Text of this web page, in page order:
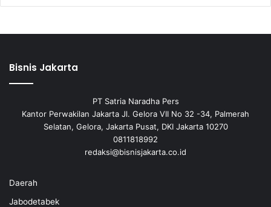
Bisnis Jakarta
PT Satria Naradha Pers
Kantor Perwakilan Jakarta Jl. Gelora VII No 32 -34, Palmerah
Selatan, Gelora, Jakarta Pusat, DKI Jakarta 10270
0811818992
redaksi@bisnisjakarta.co.id
Daerah
Jabodetabek